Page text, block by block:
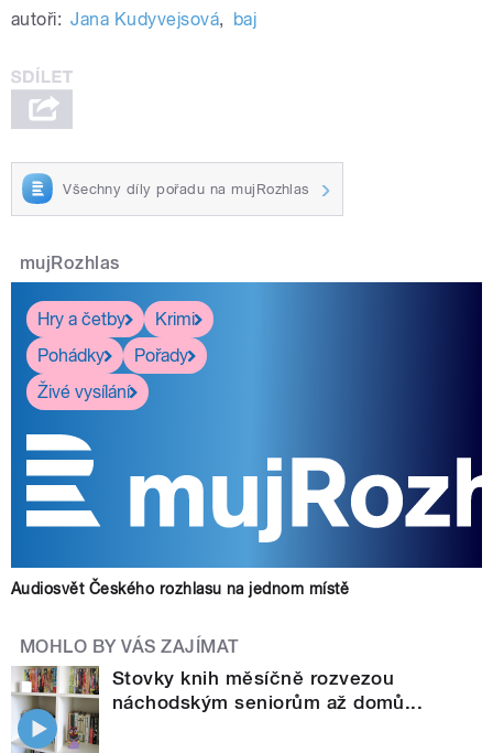
autoři: Jana Kudyvejsová, baj
Všechny díly pořadu na mujRozhlas
mujRozhlas
Hry a četby
Krimi
Pohádky
Pořady
Živé vysílání
Audiosvět Českého rozhlasu na jednom místě
MOHLO BY VÁS ZAJÍMAT
Stovky knih měsíčně rozvezou
náchodským seniorům až domů...